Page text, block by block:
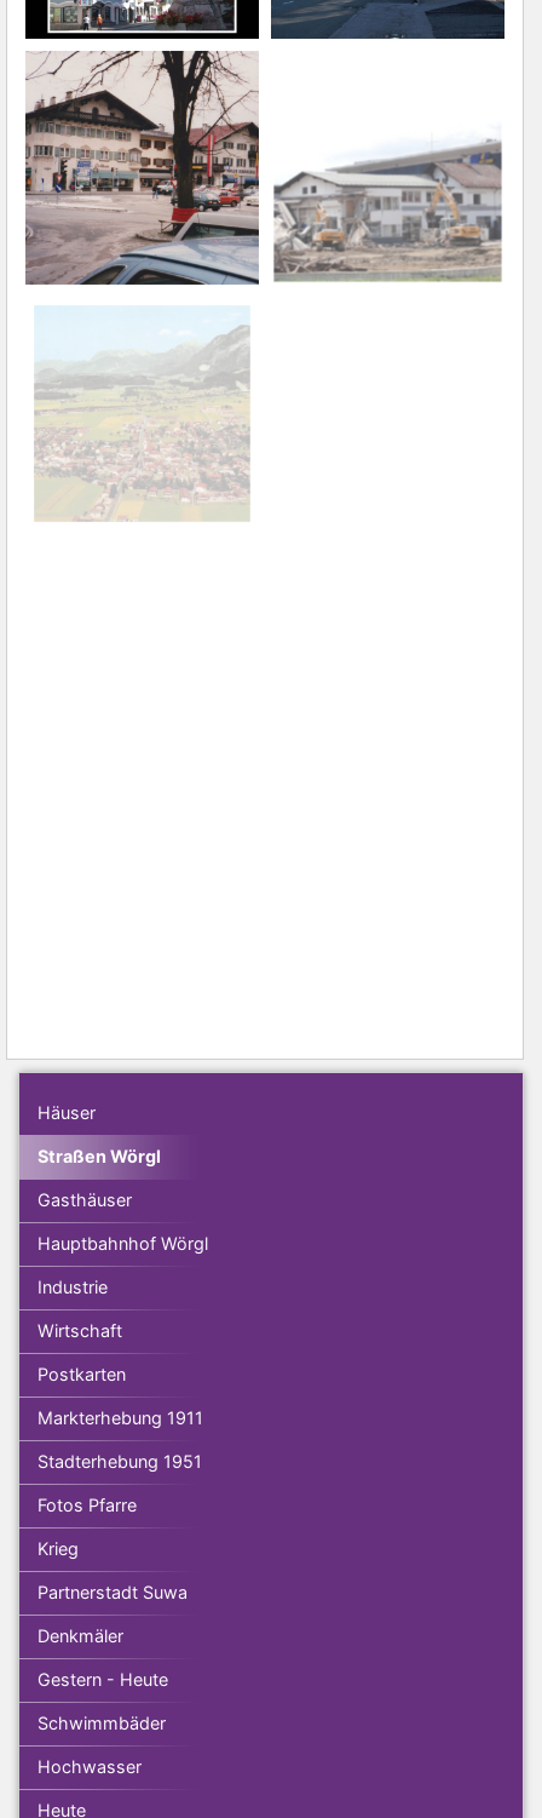
Häuser
Straßen Wörgl
Gasthäuser
Hauptbahnhof Wörgl
Industrie
Wirtschaft
Postkarten
Markterhebung 1911
Stadterhebung 1951
Fotos Pfarre
Krieg
Partnerstadt Suwa
Denkmäler
Gestern - Heute
Schwimmbäder
Hochwasser
Heute